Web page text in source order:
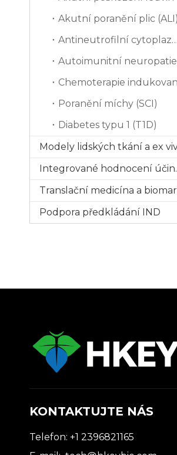
Akutní poranění plic (ALI)
Antineutrofilní cytoplazmatická protilátka
Autoimunitní neuropatie
Poranění míchy (SCI)
Diabetes typu 1 (T1D)
Modely lidských tkání a ex
Podpora předkládání IND
KONTAKTUJTE NÁS
Telefon: +1 2396821165